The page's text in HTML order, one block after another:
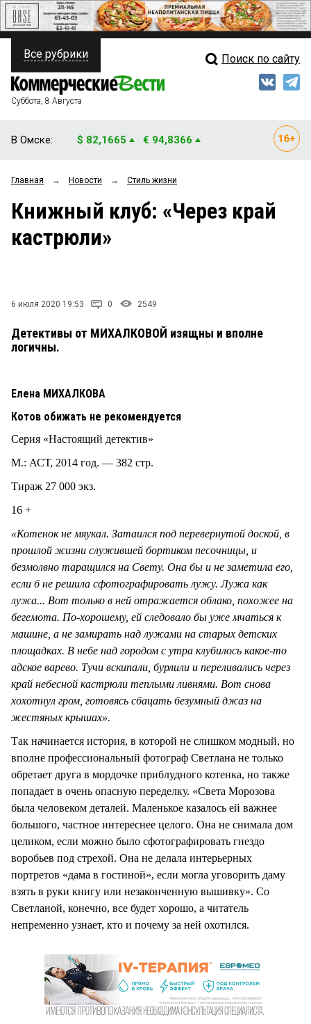
ПОЛИТИКА
ФИНАНСЫ
ОБЩЕСТВО
ЗАКОН
НОВОСТИ КОМПАНИЙ
Свежий выпуск
Рейтинги
Все рубрики Поиск по сайту
Суббота, 8 Августа
В Омске: $ 82,1665 € 94,8366
Главная → Новости → Стиль жизни
Книжный клуб: «Через край
кастрюли»
6 июля 2020 19:53 0 2549
Детективы от МИХАЛКОВОЙ изящны и вполне
логичны.
Елена МИХАЛКОВА
Котов обижать не рекомендуется
Серия «Настоящий детектив»
М.: АСТ, 2014 год. — 382 стр.
Тираж 27 000 экз.
16 +
«Котенок не мяукал. Затаился под перевернутой доской, в
прошлой жизни служившей бортиком песочницы, и
безмолвно таращился на Свету. Она бы и не заметила его,
если б не решила сфотографировать лужу. Лужа как
лужа... Вот только в ней отражается облако, похожее на
бегемота. По-хорошему, ей следовало бы уже мчаться к
машине, а не замирать над лужами на старых детских
площадках. В небе над городом с утра клубилось какое-то
адское варево. Тучи вскипали, бурлили и переливались через
край небесной кастрюли теплыми ливнями. Вот снова
хохотнул гром, готовясь сбацать безумный джаз на
жестяных крышах».
Так начинается история, в которой не слишком модный, но
вполне профессиональный фотограф Светлана не только
обретает друга в мордочке приблудного котенка, но также
попадает в очень опасную переделку. «Света Морозова
была человеком деталей. Маленькое казалось ей важнее
большого, частное интереснее целого. Она не снимала дом
целиком, если можно было сфотографировать гнездо
воробьев под стрехой. Она не делала интерьерных
портретов «дама в гостиной», если могла уговорить даму
взять в руки книгу или незаконченную вышивку». Со
Светланой, конечно, все будет хорошо, а читатель
непременно узнает, кто и почему за ней охотился.